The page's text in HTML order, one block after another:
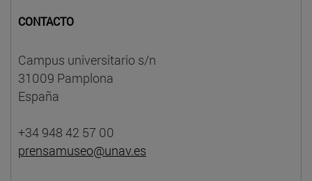
CONTACTO
Campus universitario s/n
31009 Pamplona
España
+34 948 42 57 00
prensamuseo@unav.es